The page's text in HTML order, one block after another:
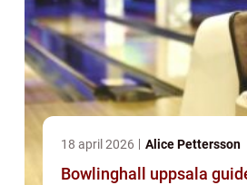
18 april 2026 Alice Pettersson
Bowlinghall uppsala guide till skratt,